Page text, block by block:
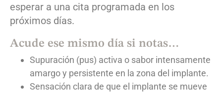
esperar a una cita programada en los
próximos días.
Acude ese mismo día si notas…
Supuración (pus) activa o sabor intensamente
amargo y persistente en la zona del implante.
Sensación clara de que el implante se mueve